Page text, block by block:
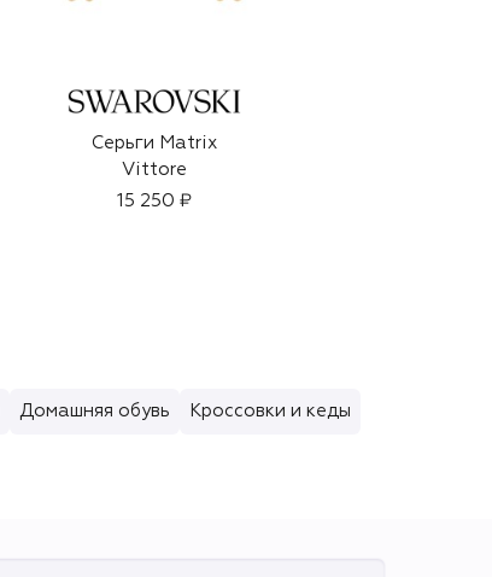
Серьги Matrix
Vittore
15 250 ₽
Домашняя обувь Кроссовки и кеды